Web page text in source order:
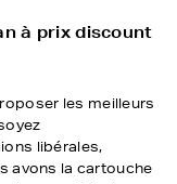
à prix discount
les meilleurs
libérales,
avons la cartouche